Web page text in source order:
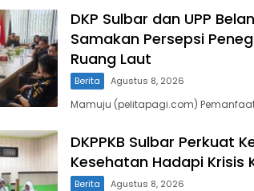
DKP Sulbar dan UPP
Samakan Persepsi
Ruang Laut
Berita Agustus 8, 2026
Mamuju (pelitapagi.com)
DKPPKB Sulbar Perkuat
Kesehatan Hadapi Krisis
Berita Agustus 8, 2026